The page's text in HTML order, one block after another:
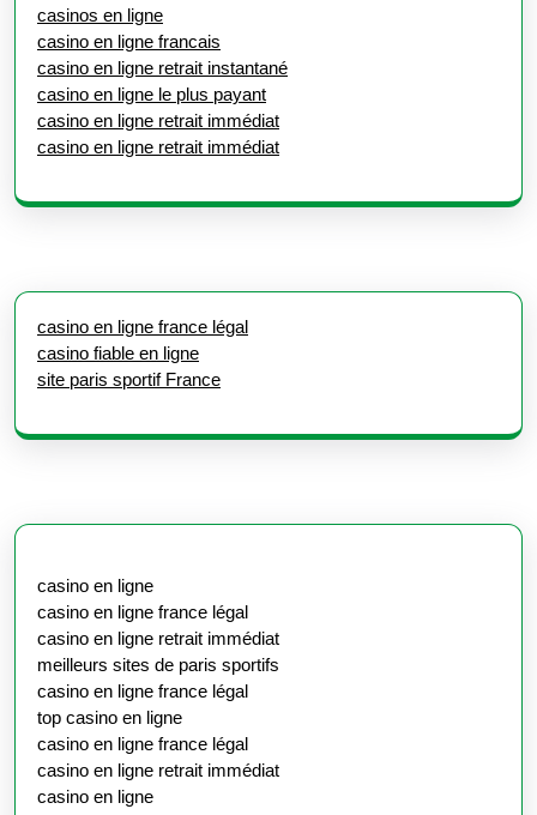
casinos en ligne
casino en ligne francais
casino en ligne retrait instantané
casino en ligne le plus payant
casino en ligne retrait immédiat
casino en ligne retrait immédiat
casino en ligne france légal
casino fiable en ligne
site paris sportif France
casino en ligne
casino en ligne france légal
casino en ligne retrait immédiat
meilleurs sites de paris sportifs
casino en ligne france légal
top casino en ligne
casino en ligne france légal
casino en ligne retrait immédiat
casino en ligne